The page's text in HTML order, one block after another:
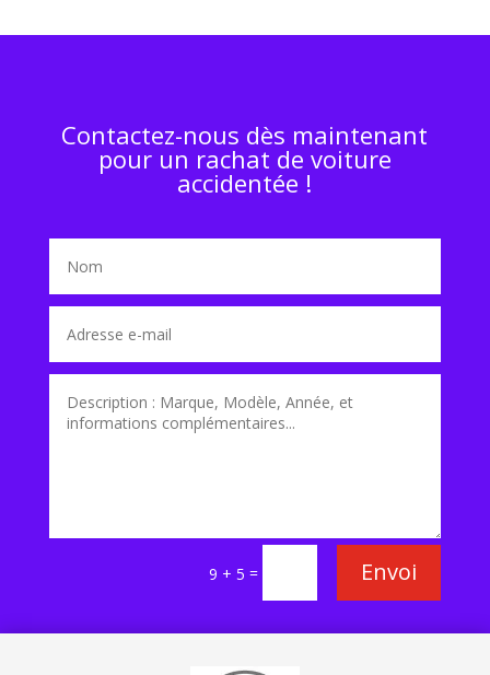
Contactez-nous dès maintenant
pour un rachat de voiture
accidentée !
9 + 5 = Envoi